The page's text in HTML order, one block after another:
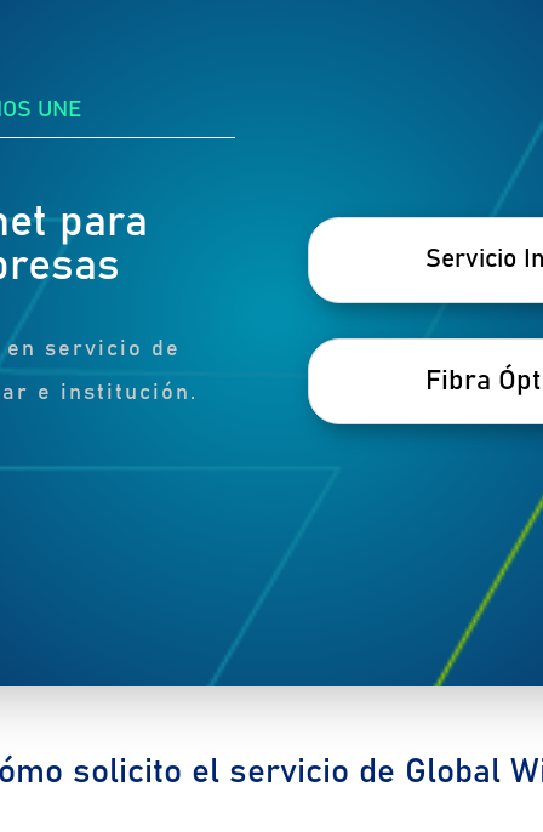
UNE
para
servicio de
e institución.
Servicio
Fibra
solicito el servicio de Global